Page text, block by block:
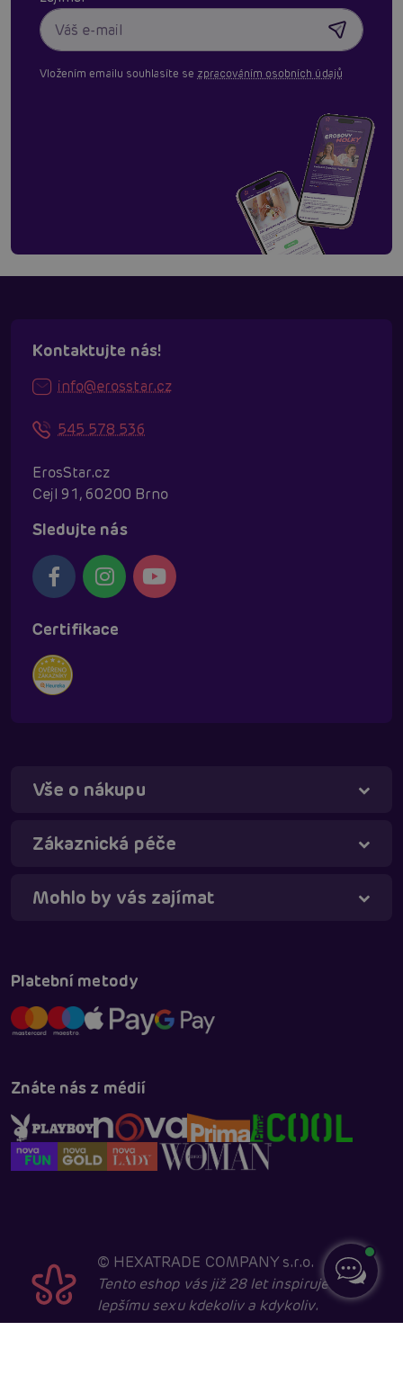
Vložením emailu souhlasíte se zpracováním osobních údajů
Kontaktujte nás!
info@erosstar.cz
545 578 536
ErosStar.cz
Cejl 91, 60200 Brno
Sledujte nás
Certifikace
Vše o nákupu
Zákaznická péče
Mohlo by vás zajímat
Platební metody
Znáte nás z médií
© HEXATRADE COMPANY s.r.o.
Tento eshop vás již 28 let inspiruje k
lepšímu sexu kdekoliv a kdykoliv.
Táňa - virtuální asistentka